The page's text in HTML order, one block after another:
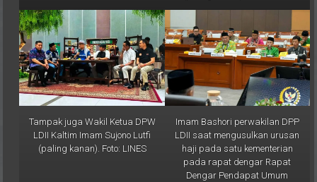
Tampak juga Wakil Ketua DPW
LDII Kaltim Imam Sujono Lutfi
(paling kanan). Foto: LINES
Imam Bashori perwakilan DPP
LDII saat mengusulkan urusan
haji pada satu kementerian
pada rapat dengar Rapat
Dengar Pendapat Umum